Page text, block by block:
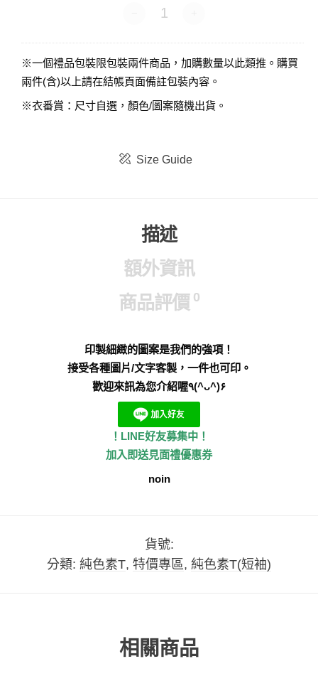
衣番賞-短袖 數量
※一個禮品包裝限包裝兩件商品，加購數量以此類推。購買
兩件(含)以上請在結帳頁面備註包裝內容。
※衣番賞：尺寸自選，顏色/圖案隨機出貨。
Size Guide
描述
額外資訊
商品評價 0
印製細緻的圖案是我們的強項！
接受各種圖片/文字客製，一件也可印。
歡迎來訊為您介紹喔٩(^ᴗ^)۶
！LINE好友募集中！
加入即送見面禮優惠券
noin
貨號:
分類: 純色素T, 特價專區, 純色素T(短袖)
相關商品